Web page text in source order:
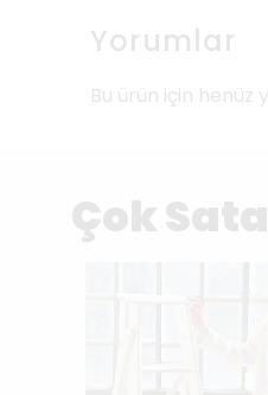
Yorumlar
Bu ürün için henüz
Çok